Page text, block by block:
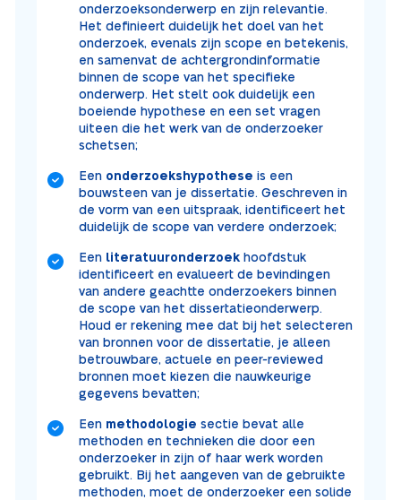
onderzoeksonderwerp en zijn relevantie.
Het definieert duidelijk het doel van het
onderzoek, evenals zijn scope en betekenis,
en samenvat de achtergrondinformatie
binnen de scope van het specifieke
onderwerp. Het stelt ook duidelijk een
boeiende hypothese en een set vragen
uiteen die het werk van de onderzoeker
schetsen;
Een onderzoekshypothese is een
bouwsteen van je dissertatie. Geschreven in
de vorm van een uitspraak, identificeert het
duidelijk de scope van verdere onderzoek;
Een literatuuronderzoek hoofdstuk
identificeert en evalueert de bevindingen
van andere geachtte onderzoekers binnen
de scope van het dissertatieonderwerp.
Houd er rekening mee dat bij het selecteren
van bronnen voor de dissertatie, je alleen
betrouwbare, actuele en peer-reviewed
bronnen moet kiezen die nauwkeurige
gegevens bevatten;
Een methodologie sectie bevat alle
methoden en technieken die door een
onderzoeker in zijn of haar werk worden
gebruikt. Bij het aangeven van de gebruikte
methoden, moet de onderzoeker een solide